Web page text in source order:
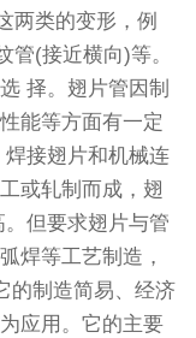
两类的变形，例
管(接近横向)等。
择。翅片管因制
能等方面有一定
接翅片和机械连
或轧制而成，翅
但要求翅片与管
焊等工艺制造，
的制造简易、经济
应用。它的主要